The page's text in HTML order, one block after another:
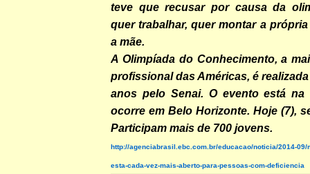
teve que recusar por causa da
quer trabalhar, quer montar a
a mãe.
A Olimpíada do Conhecimento, a
profissional das Américas, é
anos pelo Senai. O evento está na
ocorre em Belo Horizonte. Hoje (7),
Participam mais de 700 jovens.
http://agenciabrasil.ebc.com.br/educacao/noticia/2014-09/
esta-cada-vez-mais-aberto-para-pessoas-com-deficiencia